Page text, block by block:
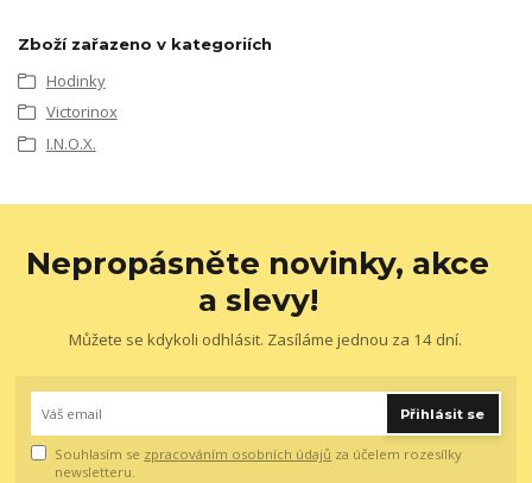
Zboží zařazeno v kategoriích
Hodinky
Victorinox
I.N.O.X.
Nepropásněte novinky, akce
a slevy!
Můžete se kdykoli odhlásit. Zasíláme jednou za 14 dní.
Přihlásit se
Souhlasím se zpracováním osobních údajů za účelem rozesílky
newsletteru.